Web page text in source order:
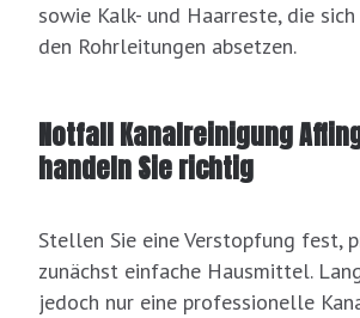
sowie Kalk- und Haarreste, die
den Rohrleitungen absetzen.
Notfall Kanalreinigung
handeln Sie richtig
Stellen Sie eine Verstopfung fest,
zunächst einfache Hausmittel.
jedoch nur eine professionelle